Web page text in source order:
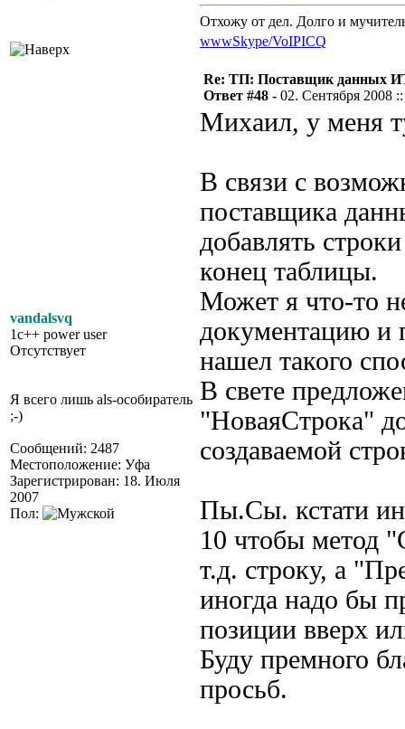
Отхожу от дел. Долго и
wwwSkype/VoIPICQ
vandalsvq
1c++ power user
Отсутствует
Я всего лишь als-особиратель
;-)
Сообщений: 2487
Местоположение: Уфа
Зарегистрирован: 18. Июля
2007
Пол:
Re: ТП: Поставщик данных
Ответ #48 - 02. Сентября 2008
Михаил, у меня
В связи с
поставщика
добавлять
конец таблицы.
Может я что-то
документацию и
нашел такого
В свете
"НоваяСтрока"
создаваемой
Пы.Сы. кстати
10 чтобы метод
т.д. строку, а
иногда надо бы
позиции вверх
Буду премного
просьб.